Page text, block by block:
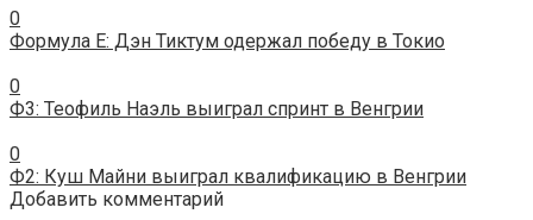
0
Формула E: Дэн Тиктум одержал победу в Токио
0
Ф3: Теофиль Наэль выиграл спринт в Венгрии
0
Ф2: Куш Майни выиграл квалификацию в Венгрии
Добавить комментарий